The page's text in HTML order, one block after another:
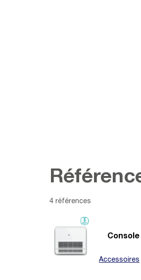
4 références
Console
Accessoires